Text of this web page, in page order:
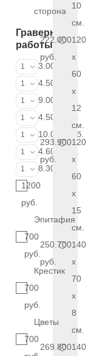
сторона
Граверные
работы
ФИО и даты
1
3.000 руб.
ФИО и даты
1
4.500 руб.
ФИО и даты
1
9.000 руб.
Портрет
1
4.500 руб.
Портрет
1
10.000 руб.
Фотокерамика
1
4.600 руб.
Фото на
1
8.300 руб.
1200
руб.
Эпитафия
700
руб.
Крестик
700
руб.
Цветы
700
10
см.
222.000
руб.
120
x
60
x
12
см.
293.900
руб.
120
x
60
x
15
см.
250.700
руб.
140
x
70
x
8
см.
269.800140